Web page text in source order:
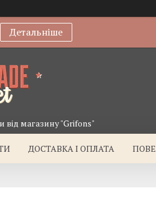
Детальніше
від магазину "Grifons"
ДОСТАВКА І ОПЛАТА